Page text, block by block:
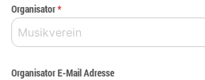
Organisator*
Organisator E-Mail Adresse